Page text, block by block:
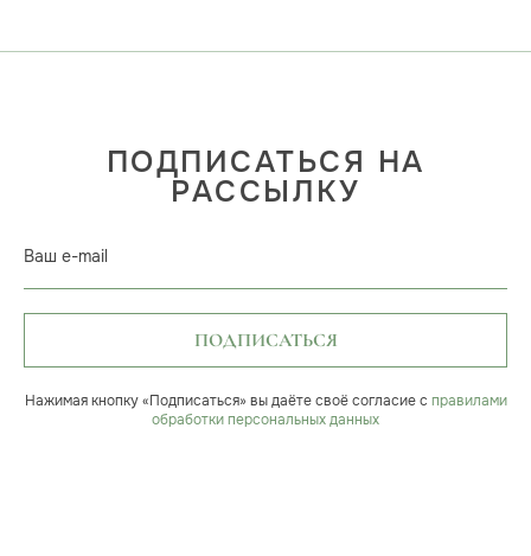
ПОДПИСАТЬСЯ НА
РАССЫЛКУ
Ваш e-mail
ПОДПИСАТЬСЯ
Нажимая кнопку «Подписаться» вы даёте своё согласие с правилами
обработки персональных данных